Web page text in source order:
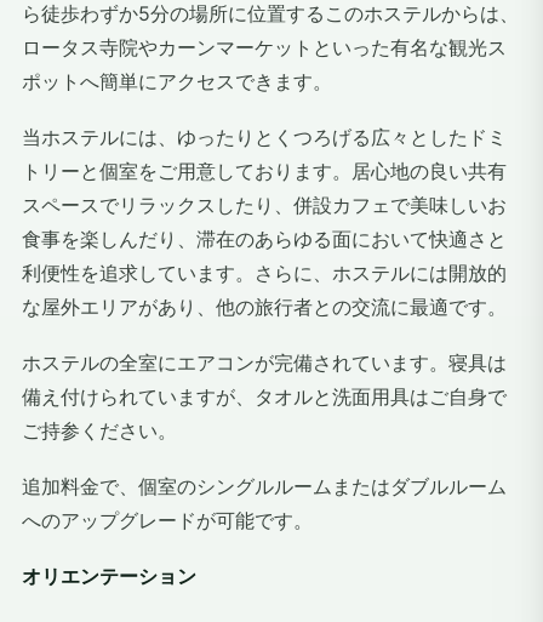
ら徒歩わずか5分の場所に位置するこのホステルからは、
ロータス寺院やカーンマーケットといった有名な観光ス
ポットへ簡単にアクセスできます。
当ホステルには、ゆったりとくつろげる広々としたドミ
トリーと個室をご用意しております。居心地の良い共有
スペースでリラックスしたり、併設カフェで美味しいお
食事を楽しんだり、滞在のあらゆる面において快適さと
利便性を追求しています。さらに、ホステルには開放的
な屋外エリアがあり、他の旅行者との交流に最適です。
ホステルの全室にエアコンが完備されています。寝具は
備え付けられていますが、タオルと洗面用具はご自身で
ご持参ください。
追加料金で、個室のシングルルームまたはダブルルーム
へのアップグレードが可能です。
オリエンテーション